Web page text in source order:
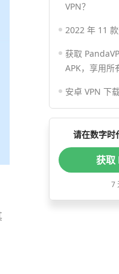
VPN？
2022 年 11
获取
APK，享用所
安卓 VPN 下
请在数字时
获取
7